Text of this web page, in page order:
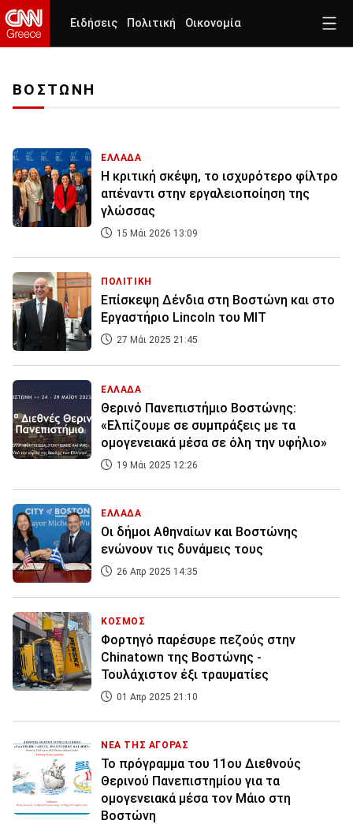
Ειδήσεις Πολιτική Οικονομία
ΒΟΣΤΩΝΗ
ΕΛΛΑΔΑ
Η κριτική σκέψη, το ισχυρότερο φίλτρο
απέναντι στην εργαλειοποίηση της
γλώσσας
15 Μάι 2026 13:09
ΠΟΛΙΤΙΚΗ
Επίσκεψη Δένδια στη Βοστώνη και στο
Εργαστήριο Lincoln του ΜΙΤ
27 Μάι 2025 21:45
ΕΛΛΑΔΑ
Θερινό Πανεπιστήμιο Βοστώνης:
«Ελπίζουμε σε συμπράξεις με τα
ομογενειακά μέσα σε όλη την υφήλιο»
19 Μάι 2025 12:26
ΕΛΛΑΔΑ
Οι δήμοι Αθηναίων και Βοστώνης
ενώνουν τις δυνάμεις τους
26 Απρ 2025 14:35
ΚΟΣΜΟΣ
Φορτηγό παρέσυρε πεζούς στην
Chinatown της Βοστώνης -
Τουλάχιστον έξι τραυματίες
01 Απρ 2025 21:10
ΝΕΑ ΤΗΣ ΑΓΟΡΑΣ
Το πρόγραμμα του 11ου Διεθνούς
Θερινού Πανεπιστημίου για τα
ομογενειακά μέσα τον Μάιο στη
Βοστώνη